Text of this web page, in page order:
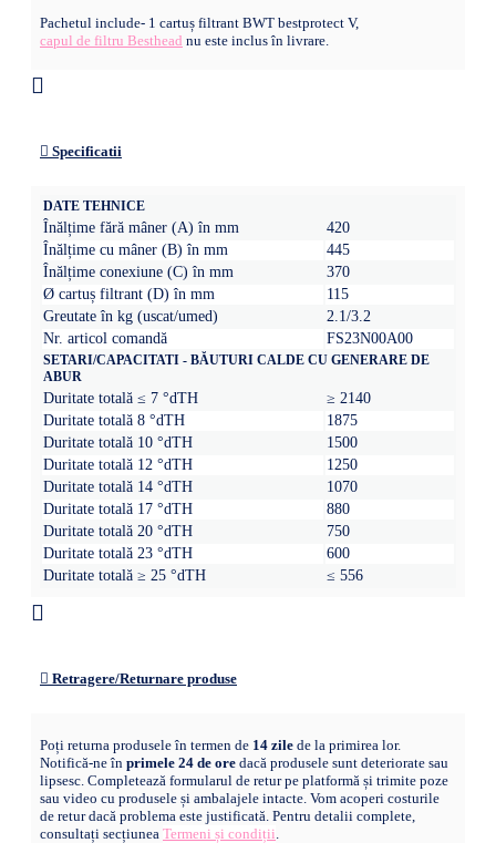
Pachetul include- 1 cartuș filtrant BWT bestprotect V,
capul de filtru Besthead nu este inclus în livrare.
Specificatii
DATE TEHNICE
Înălțime fără mâner (A) în mm
420
Înălțime cu mâner (B) în mm
445
Înălțime conexiune (C) în mm
370
Ø cartuș filtrant (D) în mm
115
Greutate în kg (uscat/umed)
2.1/3.2
Nr. articol comandă
FS23N00A00
SETARI/CAPACITATI - BĂUTURI CALDE CU GENERARE DE
ABUR
Duritate totală ≤ 7 °dTH
≥ 2140
Duritate totală 8 °dTH
1875
Duritate totală 10 °dTH
1500
Duritate totală 12 °dTH
1250
Duritate totală 14 °dTH
1070
Duritate totală 17 °dTH
880
Duritate totală 20 °dTH
750
Duritate totală 23 °dTH
600
Duritate totală ≥ 25 °dTH
≤ 556
Retragere/Returnare produse
Poți returna produsele în termen de 14 zile de la primirea lor.
Notifică-ne în primele 24 de ore dacă produsele sunt deteriorate sau
lipsesc. Completează formularul de retur pe platformă și trimite poze
sau video cu produsele și ambalajele intacte. Vom acoperi costurile
de retur dacă problema este justificată. Pentru detalii complete,
consultați secțiunea Termeni și condiții.